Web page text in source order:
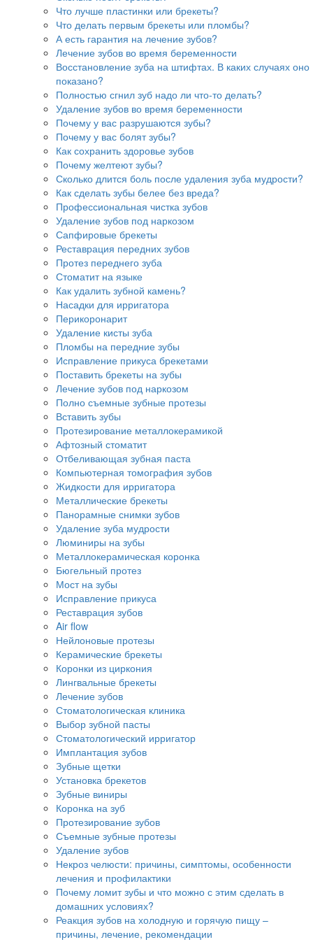
Что лучше пластинки или брекеты?
Что делать первым брекеты или пломбы?
А есть гарантия на лечение зубов?
Лечение зубов во время беременности
Восстановление зуба на штифтах. В каких случаях оно
показано?
Полностью сгнил зуб надо ли что-то делать?
Удаление зубов во время беременности
Почему у вас разрушаются зубы?
Почему у вас болят зубы?
Как сохранить здоровье зубов
Почему желтеют зубы?
Сколько длится боль после удаления зуба мудрости?
Как сделать зубы белее без вреда?
Профессиональная чистка зубов
Удаление зубов под наркозом
Сапфировые брекеты
Реставрация передних зубов
Протез переднего зуба
Стоматит на языке
Как удалить зубной камень?
Насадки для ирригатора
Перикоронарит
Удаление кисты зуба
Пломбы на передние зубы
Исправление прикуса брекетами
Поставить брекеты на зубы
Лечение зубов под наркозом
Полно съемные зубные протезы
Вставить зубы
Протезирование металлокерамикой
Афтозный стоматит
Отбеливающая зубная паста
Компьютерная томография зубов
Жидкости для ирригатора
Металлические брекеты
Панорамные снимки зубов
Удаление зуба мудрости
Люминиры на зубы
Металлокерамическая коронка
Бюгельный протез
Мост на зубы
Исправление прикуса
Реставрация зубов
Air flow
Нейлоновые протезы
Керамические брекеты
Коронки из циркония
Лингвальные брекеты
Лечение зубов
Стоматологическая клиника
Выбор зубной пасты
Стоматологический ирригатор
Имплантация зубов
Зубные щетки
Установка брекетов
Зубные виниры
Коронка на зуб
Протезирование зубов
Съемные зубные протезы
Удаление зубов
Некроз челюсти: причины, симптомы, особенности
лечения и профилактики
Почему ломит зубы и что можно с этим сделать в
домашних условиях?
Реакция зубов на холодную и горячую пищу –
причины, лечение, рекомендации